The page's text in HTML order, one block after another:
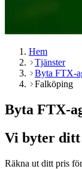
Hem
Tjänster
Byta FTX-
Falköping
Byta FTX-
Vi byter ditt
Räkna ut ditt pris